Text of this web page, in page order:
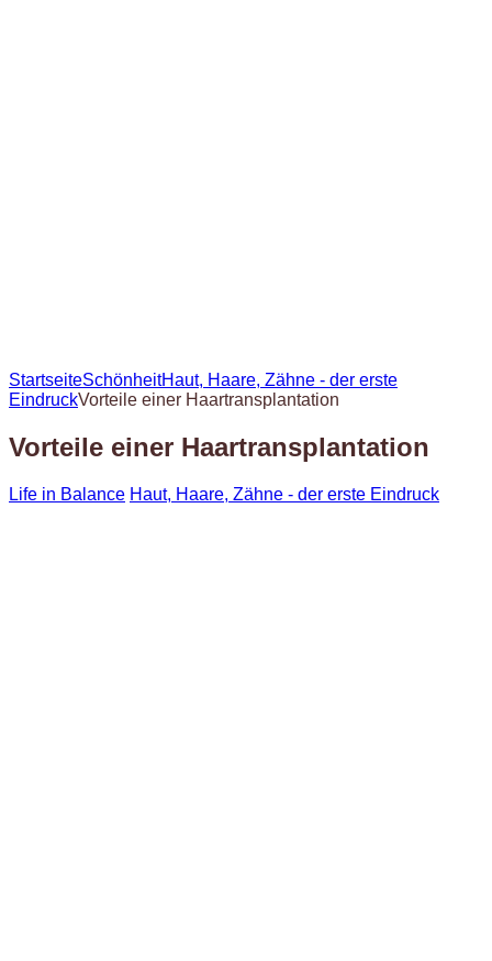
StartseiteSchönheitHaut, Haare, Zähne - der erste
EindruckVorteile einer Haartransplantation
Vorteile einer Haartransplantation
Life in Balance Haut, Haare, Zähne - der erste Eindruck